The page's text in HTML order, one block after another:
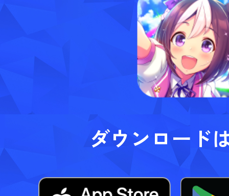
ダウンロード